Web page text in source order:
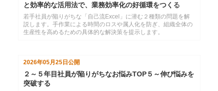
と効率的な活用法で、業務効率化の好循環をつくる
若手社員が陥りがちな「自己流Excel」に潜む２種類の問題を解
説します。手作業による時間のロスや属人化を防ぎ、組織全体の
生産性を高めるための具体的な解決策を提示します。
2026年05月25日公開
２～５年目社員が陥りがちなお悩みTOP５～伸び悩みを
突破する